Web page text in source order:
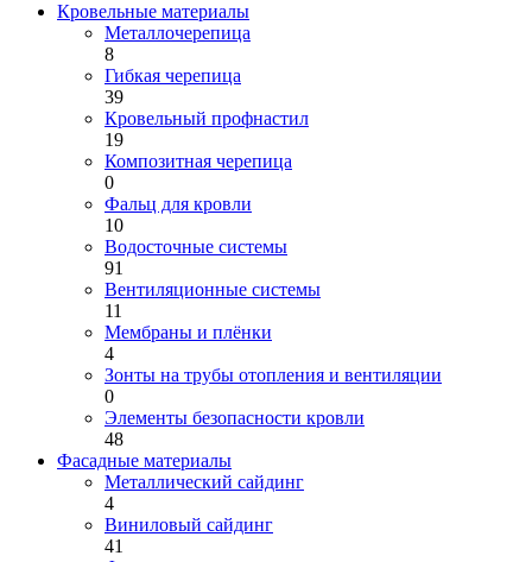
Кровельные материалы
Металлочерепица
8
Гибкая черепица
39
Кровельный профнастил
19
Композитная черепица
0
Фальц для кровли
10
Водосточные системы
91
Вентиляционные системы
11
Мембраны и плёнки
4
Зонты на трубы отопления и вентиляции
0
Элементы безопасности кровли
48
Фасадные материалы
Металлический сайдинг
4
Виниловый сайдинг
41